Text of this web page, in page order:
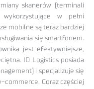
skanerów (terminali
w pełni
mobilne są teraz bardziej
się smartfonem.
jest efektywniejsze,
ID Logistics posiada
i specjalizuje się
Coraz częściej